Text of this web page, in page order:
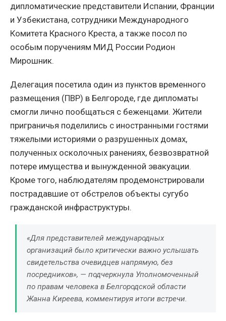
дипломатические представители Испании, Франции
и Узбекистана, сотрудники Международного
Комитета Красного Креста, а также посол по
особым поручениям МИД России Родион
Мирошник.
Делегация посетила один из пунктов временного
размещения (ПВР) в Белгороде, где дипломаты
смогли лично пообщаться с беженцами. Жители
приграничья поделились с иностранными гостями
тяжелыми историями о разрушенных домах,
полученных осколочных ранениях, безвозвратной
потере имущества и вынужденной эвакуации.
Кроме того, наблюдателям продемонстрировали
пострадавшие от обстрелов объекты сугубо
гражданской инфраструктуры.
«Для представителей международных
организаций было критически важно услышать
свидетельства очевидцев напрямую, без
посредников», — подчеркнула Уполномоченный
по правам человека в Белгородской области
Жанна Киреева, комментируя итоги встречи.